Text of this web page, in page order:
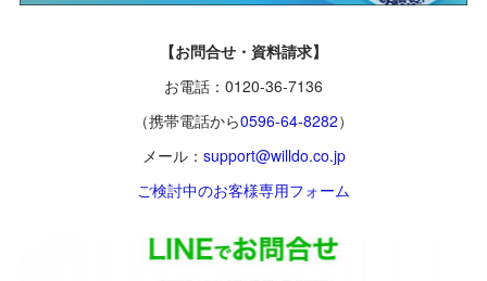
【お問合せ・資料請求】
お電話：0120-36-7136
（携帯電話から0596-64-8282）
メール： support@willdo.co.jp
ご検討中のお客様専用フォーム